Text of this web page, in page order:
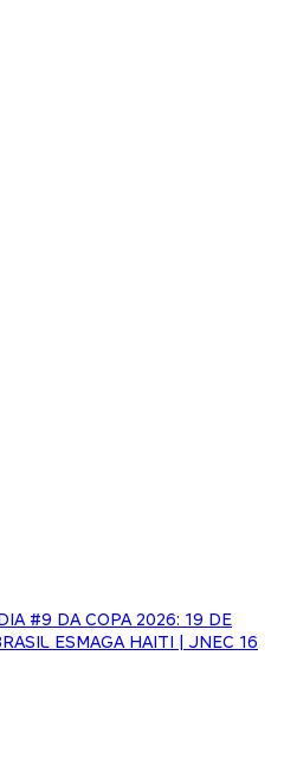
#9 DA COPA 2026: 19 DE
ESMAGA HAITI | JNEC 16